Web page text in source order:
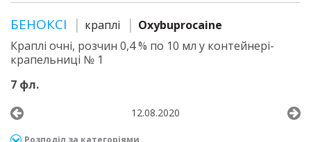
БЕНОКСІ краплі
Oxybuprocaine
Краплі очні, розчин 0,4 % по 10 мл у контейнері-
крапельниці № 1
7 фл.
12.08.2020
Розподіл за категоріями